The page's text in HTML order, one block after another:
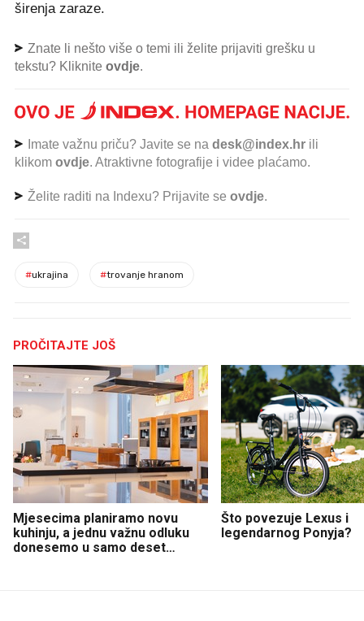
širenja zaraze.
Znate li nešto više o temi ili želite prijaviti grešku u
tekstu? Kliknite ovdje.
Imate važnu priču? Javite se na desk@index.hr ili
klikom ovdje. Atraktivne fotografije i videe plaćamo.
Želite raditi na Indexu? Prijavite se ovdje.
#ukrajina #trovanje hranom
PROČITAJTE JOŠ
Mjesecima planiramo novu
kuhinju, a jednu važnu odluku
donesemo u samo deset
Što povezuje Lexus i
legendarnog Ponyja?